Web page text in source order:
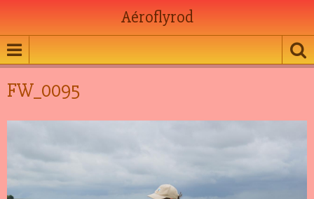
Aéroflyrod
FW_0095